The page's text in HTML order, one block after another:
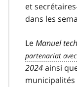
et
dans les
LeManuel
2024ainsi